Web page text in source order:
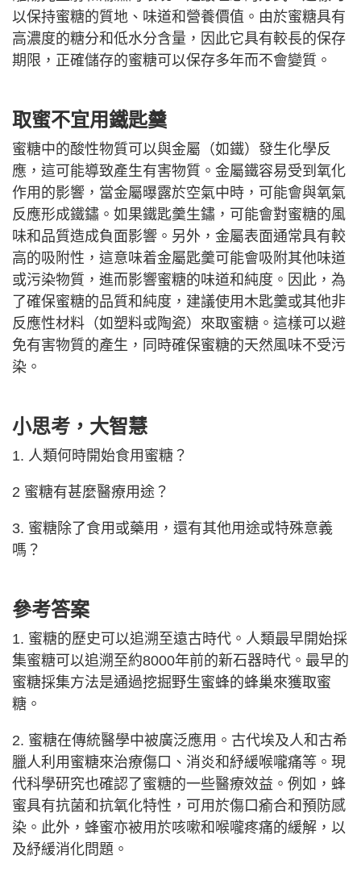
以保持蜜糖的質地、味道和營養價值。由於蜜糖具有
高濃度的糖分和低水分含量，因此它具有較長的保存
期限，正確儲存的蜜糖可以保存多年而不會變質。
取蜜不宜用鐵匙羹
蜜糖中的酸性物質可以與金屬（如鐵）發生化學反
應，這可能導致產生有害物質。金屬鐵容易受到氧化
作用的影響，當金屬曝露於空氣中時，可能會與氧氣
反應形成鐵鏽。如果鐵匙羹生鏽，可能會對蜜糖的風
味和品質造成負面影響。另外，金屬表面通常具有較
高的吸附性，這意味着金屬匙羹可能會吸附其他味道
或污染物質，進而影響蜜糖的味道和純度。因此，為
了確保蜜糖的品質和純度，建議使用木匙羹或其他非
反應性材料（如塑料或陶瓷）來取蜜糖。這樣可以避
免有害物質的產生，同時確保蜜糖的天然風味不受污
染。
小思考，大智慧
1. 人類何時開始食用蜜糖？
2 蜜糖有甚麼醫療用途？
3. 蜜糖除了食用或藥用，還有其他用途或特殊意義
嗎？
參考答案
1. 蜜糖的歷史可以追溯至遠古時代。人類最早開始採
集蜜糖可以追溯至約8000年前的新石器時代。最早的
蜜糖採集方法是通過挖掘野生蜜蜂的蜂巢來獲取蜜
糖。
2. 蜜糖在傳統醫學中被廣泛應用。古代埃及人和古希
臘人利用蜜糖來治療傷口、消炎和紓緩喉嚨痛等。現
代科學研究也確認了蜜糖的一些醫療效益。例如，蜂
蜜具有抗菌和抗氧化特性，可用於傷口瘉合和預防感
染。此外，蜂蜜亦被用於咳嗽和喉嚨疼痛的緩解，以
及紓緩消化問題。